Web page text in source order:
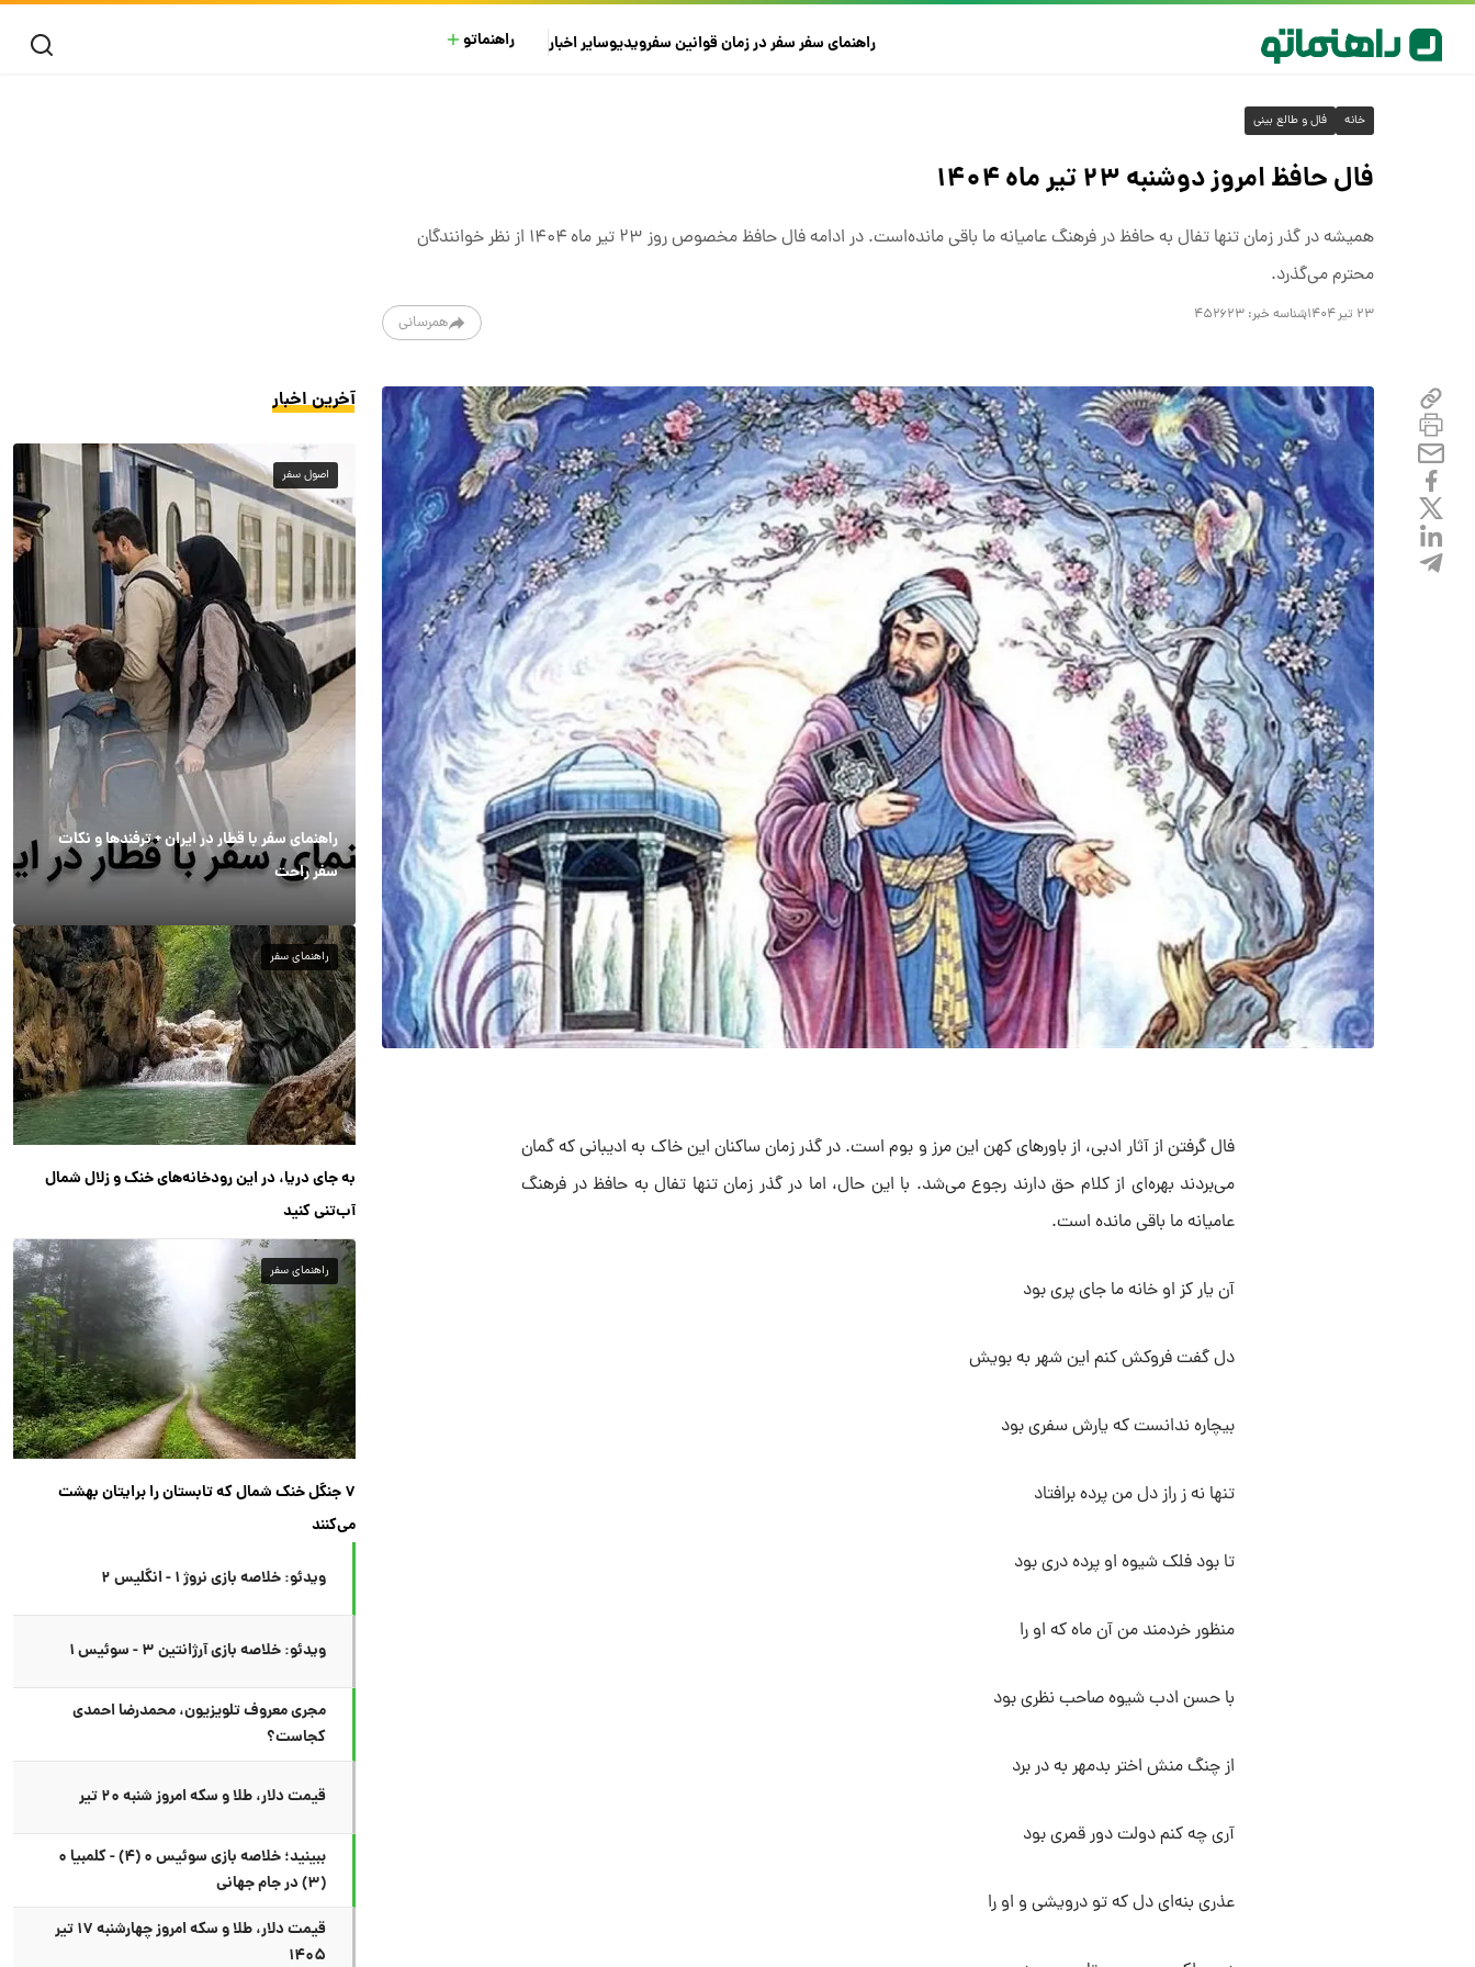
راهنمای سفرسفر در زمانقوانین سفرویدیوسایراخبار راهنماتو
خانه فال و طالع بینی
فال حافظ امروز دوشنبه ۲۳ تیر ماه ۱۴۰۴
همیشه در گذر زمان تنها تفال به حافظ در فرهنگ عامیانه ما باقی مانده‌است. در ادامه فال حافظ مخصوص روز ۲۳ تیر ماه ۱۴۰۴ از نظر خوانندگان
محترم می‌گذرد.
۲۳ تیر ۱۴۰۴ شناسه خبر: ۴۵۲۶۲۳ همرسانی
فال گرفتن از آثار ادبی، از باور‌های کهن این مرز و بوم است. در گذر زمان ساکنان این خاک به ادیبانی که گمان
می‌بردند بهره‌ای از کلام حق دارند رجوع می‌شد. با این حال، اما در گذر زمان تنها تفال به حافظ در فرهنگ
عامیانه ما باقی مانده است.
آن یار کز او خانه ما جای پری بود
دل گفت فروکش کنم این شهر به بویش
بیچاره ندانست که یارش سفری بود
تنها نه ز راز دل من پرده برافتاد
تا بود فلک شیوه او پرده دری بود
منظور خردمند من آن ماه که او را
با حسن ادب شیوه صاحب نظری بود
از چنگ منش اختر بدمهر به در برد
آری چه کنم دولت دور قمری بود
عذری بنه‌ای دل که تو درویشی و او را
آخرین اخبار
اصول سفر
راهنمای سفر با قطار در ایران + ترفندها و نکات
سفر راحت
راهنمای سفر
به جای دریا، در این رودخانه‌های خنک و زلال شمال
آب‌تنی کنید
راهنمای سفر
۷ جنگل خنک شمال که تابستان را برایتان بهشت
می‌کنند
ویدئو: خلاصه بازی نروژ ۱ - انگلیس ۲
ویدئو: خلاصه بازی آرژانتین ۳ - سوئیس ۱
مجری معروف تلویزیون، محمدرضا احمدی
کجاست؟
قیمت دلار، طلا و سکه امروز شنبه ۲۰ تیر
ببینید؛ خلاصه بازی سوئیس ۰ (۴) - کلمبیا ۰
(۳) در جام جهانی
قیمت دلار، طلا و سکه امروز چهارشنبه ۱۷ تیر
۱۴۰۵